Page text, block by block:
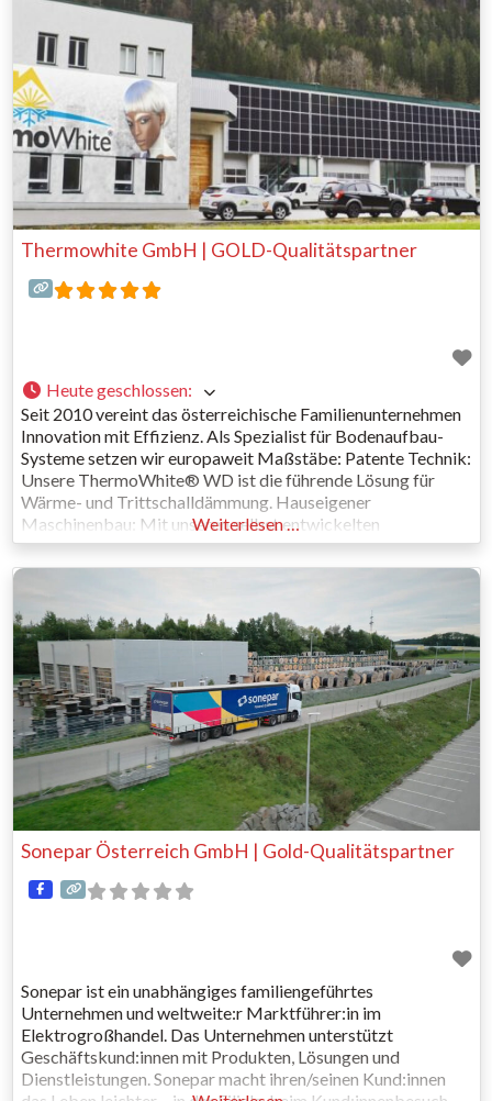
Thermowhite GmbH | GOLD-Qualitätspartner
Heute geschlossen:
Seit 2010 vereint das österreichische Familienunternehmen
Innovation mit Effizienz. Als Spezialist für Bodenaufbau-
Systeme setzen wir europaweit Maßstäbe: Patente Technik:
Unsere ThermoWhite® WD ist die führende Lösung für
Wärme- und Trittschalldämmung. Hauseigener
Maschinenbau: Mit unseren selbst entwickelten
„Mixmobilen“ garantieren wir höchste
Verarbeitungsqualität direkt vor Ort. Starkes Netzwerk: 45
Technologie. Gelebte Nachhaltigkeit: Durch konsequente
Weiterlesen …
Sonepar Österreich GmbH | Gold-Qualitätspartner
Sonepar ist ein unabhängiges familiengeführtes
Unternehmen und weltweite:r Marktführer:in im
Elektrogroßhandel. Das Unternehmen unterstützt
Geschäftskund:innen mit Produkten, Lösungen und
Dienstleistungen. Sonepar macht ihren/seinen Kund:innen